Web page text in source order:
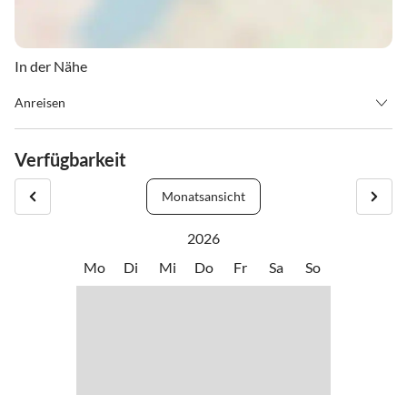
In der Nähe
Anreisen
Von Norden: Kufstein -> St.Johann i.T. -> Oberndorf
Von Westen: Innsbruck -> Wörgl -> St. Johann -> Oberndorf
Von Süden: Lienz -> Felbertauern -> Paß Thurn -> Kitzbühel ->
Verfügbarkeit
Monatsansicht
2026
Mo
Di Mi Do Fr Sa So